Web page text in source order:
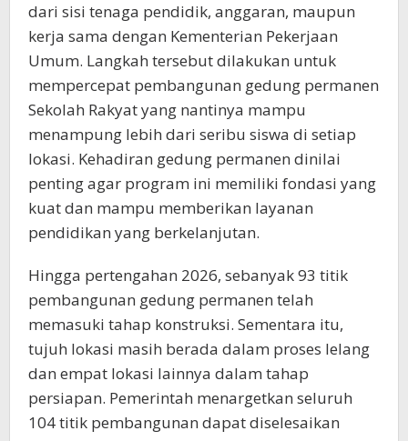
dari sisi tenaga pendidik, anggaran, maupun
kerja sama dengan Kementerian Pekerjaan
Umum. Langkah tersebut dilakukan untuk
mempercepat pembangunan gedung permanen
Sekolah Rakyat yang nantinya mampu
menampung lebih dari seribu siswa di setiap
lokasi. Kehadiran gedung permanen dinilai
penting agar program ini memiliki fondasi yang
kuat dan mampu memberikan layanan
pendidikan yang berkelanjutan.
Hingga pertengahan 2026, sebanyak 93 titik
pembangunan gedung permanen telah
memasuki tahap konstruksi. Sementara itu,
tujuh lokasi masih berada dalam proses lelang
dan empat lokasi lainnya dalam tahap
persiapan. Pemerintah menargetkan seluruh
104 titik pembangunan dapat diselesaikan